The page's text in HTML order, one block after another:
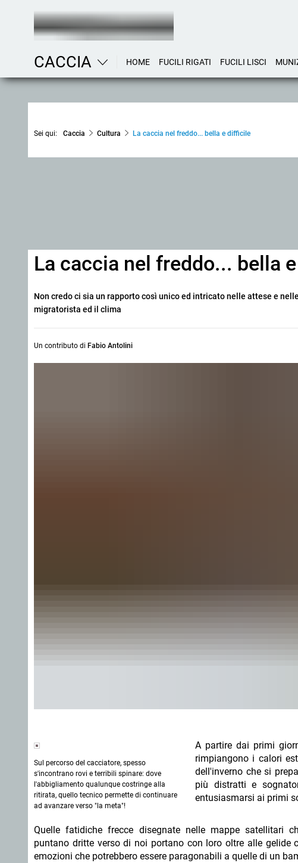
CACCIA HOME FUCILI RIGATI FUCILI LISCI
Sei qui: Caccia Cultura La caccia nel freddo... bella e difficile
La caccia nel freddo... bella
Non credo ci sia un rapporto così unico ed intricato nelle attese e
migratorista ed il clima
Un contributo di Fabio Antolini
Sul percorso del cacciatore, spesso
s'incontrano rovi e terribili spinare: dove
l'abbigliamento qualunque costringe alla
ritirata, quello tecnico permette di continuare
ad avanzare verso "la meta"!
A partire dai primi
rimpiangono i calori
dell'inverno che si
più distratti e
entusiasmarsi ai primi
Quelle fatidiche frecce disegnate nelle mappe satellitari
puntano dritte verso di noi portano con loro oltre alle gelide
emozioni che potrebbero essere paragonabili a quelle di un